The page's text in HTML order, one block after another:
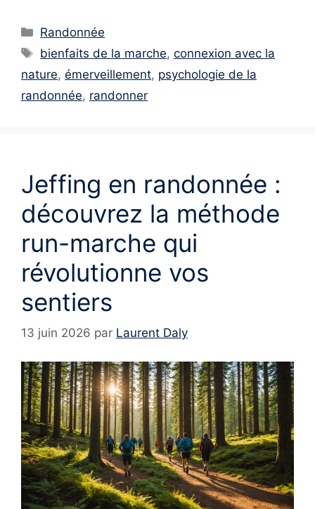
Catégories
Randonnée
Étiquettes
bienfaits de la marche,connexion avec la
nature, émerveillement, psychologie de la
randonnée, randonner
Jeffing en randonnée :
découvrez la méthode
run-marche qui
révolutionne vos
sentiers
13 juin 2026 par Laurent Daly